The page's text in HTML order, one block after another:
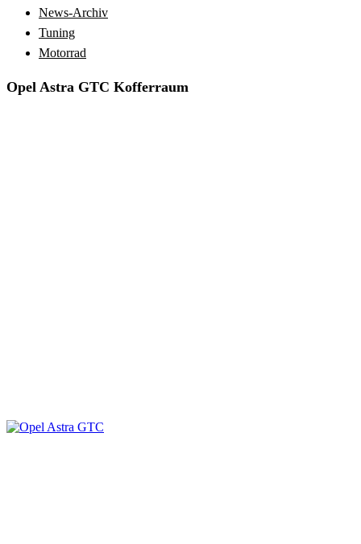
News-Archiv
Tuning
Motorrad
Opel Astra GTC Kofferraum